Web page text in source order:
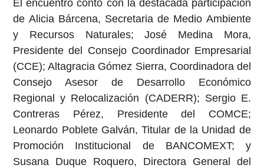
El encuentro contó con la destacada participación
de Alicia Bárcena, Secretaria de Medio Ambiente
y Recursos Naturales; José Medina Mora,
Presidente del Consejo Coordinador Empresarial
(CCE); Altagracia Gómez Sierra, Coordinadora del
Consejo Asesor de Desarrollo Económico
Regional y Relocalización (CADERR); Sergio E.
Contreras Pérez, Presidente del COMCE;
Leonardo Poblete Galván, Titular de la Unidad de
Promoción Institucional de BANCOMEXT; y
Susana Duque Roquero, Directora General del